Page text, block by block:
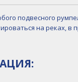
подвесного
на реках,